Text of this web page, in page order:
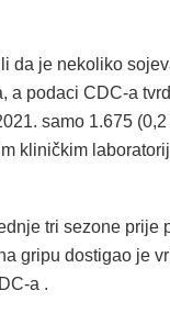
da je nekoliko
a podaci CDC-a
samo 1.675
kliničkim
tri sezone prije
gripu dostigao je
a .